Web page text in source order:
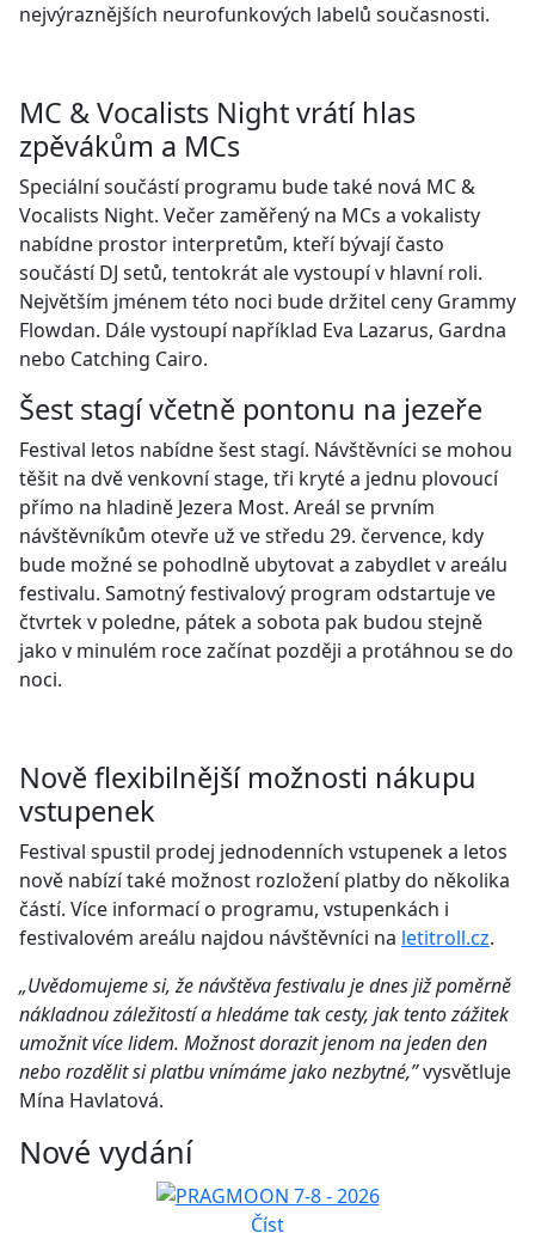
nejvýraznějších neurofunkových labelů současnosti.
MC & Vocalists Night vrátí hlas
zpěvákům a MCs
Speciální součástí programu bude také nová MC &
Vocalists Night. Večer zaměřený na MCs a vokalisty
nabídne prostor interpretům, kteří bývají často
součástí DJ setů, tentokrát ale vystoupí v hlavní roli.
Největším jménem této noci bude držitel ceny Grammy
Flowdan. Dále vystoupí například Eva Lazarus, Gardna
nebo Catching Cairo.
Šest stagí včetně pontonu na jezeře
Festival letos nabídne šest stagí. Návštěvníci se mohou
těšit na dvě venkovní stage, tři kryté a jednu plovoucí
přímo na hladině Jezera Most. Areál se prvním
návštěvníkům otevře už ve středu 29. července, kdy
bude možné se pohodlně ubytovat a zabydlet v areálu
festivalu. Samotný festivalový program odstartuje ve
čtvrtek v poledne, pátek a sobota pak budou stejně
jako v minulém roce začínat později a protáhnou se do
noci.
Nově flexibilnější možnosti nákupu
vstupenek
Festival spustil prodej jednodenních vstupenek a letos
nově nabízí také možnost rozložení platby do několika
částí. Více informací o programu, vstupenkách i
festivalovém areálu najdou návštěvníci na letitroll.cz.
„Uvědomujeme si, že návštěva festivalu je dnes již poměrně
nákladnou záležitostí a hledáme tak cesty, jak tento zážitek
umožnit více lidem. Možnost dorazit jenom na jeden den
nebo rozdělit si platbu vnímáme jako nezbytné,”vysvětluje
Mína Havlatová.
Nové vydání
Číst